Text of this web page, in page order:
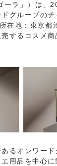
ーラ」）は、
ドグループの
在地：東京都
するコスメ
るオンワー
用品を中心